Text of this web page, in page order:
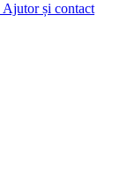
Ajutor și contact